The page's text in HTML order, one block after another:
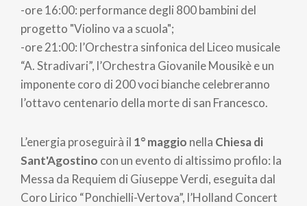
-ore 16:00: performance degli 800 bambini del
progetto "Violino va a scuola";
-ore 21:00: l’Orchestra sinfonica del Liceo musicale
“A. Stradivari”, l’Orchestra Giovanile Mousikè e un
imponente coro di 200 voci bianche celebreranno
l’ottavo centenario della morte di san Francesco.
L’energia proseguirà il 1° maggio nella Chiesa di
Sant'Agostino con un evento di altissimo profilo: la
Messa da Requiem di Giuseppe Verdi, eseguita dal
Coro Lirico “Ponchielli-Vertova”, l’Holland Concert